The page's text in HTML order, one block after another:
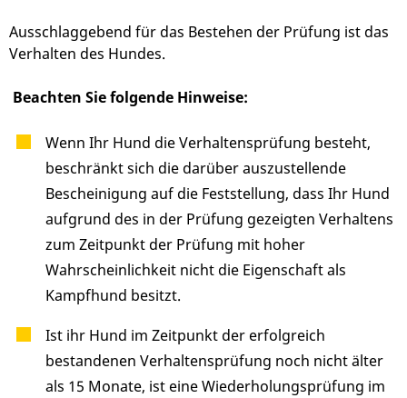
Ausschlaggebend für das Bestehen der Prüfung ist das
Verhalten des Hundes.
Beachten Sie folgende Hinweise:
Wenn Ihr Hund die Verhaltensprüfung besteht,
beschränkt sich die darüber auszustellende
Bescheinigung auf die Feststellung, dass Ihr Hund
aufgrund des in der Prüfung gezeigten Verhaltens
zum Zeitpunkt der Prüfung mit hoher
Wahrscheinlichkeit nicht die Eigenschaft als
Kampfhund besitzt.
Ist ihr Hund im Zeitpunkt der erfolgreich
bestandenen Verhaltensprüfung noch nicht älter
als 15 Monate, ist eine Wiederholungsprüfung im